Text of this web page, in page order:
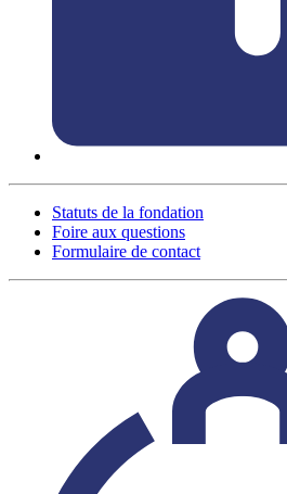
Statuts de la fondation
Foire aux questions
Formulaire de contact